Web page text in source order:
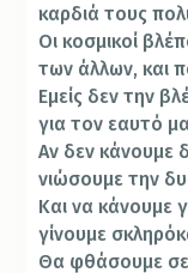
καρδιά τους
Οι κοσμικοί
των άλλων, και
Εμείς δεν την
για τον εαυτό
Αν δεν κάνουμε
νιώσουμε την
Και να κάνουμε
γίνουμε
Θα φθάσουμε σε